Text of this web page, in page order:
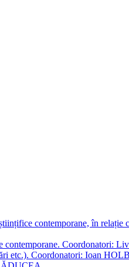
contemporane, în relație
contemporane. Coordonatori:
etc.). Coordonatori: Ioan